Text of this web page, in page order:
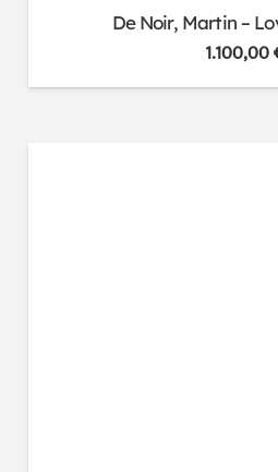
De Noir, Martin –
1.100,00